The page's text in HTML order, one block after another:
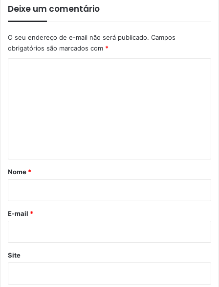
Deixe um comentário
O seu endereço de e-mail não será publicado. Campos
obrigatórios são marcados com *
r
*
Nome *
E-mail *
Site